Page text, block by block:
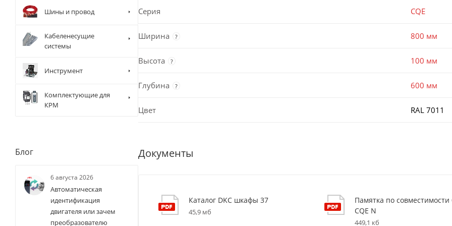
Серия CQE
Ширина ? 800 мм
Высота ? 100 мм
Глубина ? 600 мм
Цвет RAL 7011
Документы
Каталог DKC шкафы 37
45,9 мб
Памятка по совместимости
CQE N
449,1 кб
Шины и провод
Кабеленесущие
системы
Инструмент
Комплектующие для
КРМ
Блог
6 августа 2026
Автоматическая
идентификация
двигателя или зачем
преобразователю